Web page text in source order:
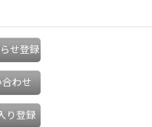
せ登録
わせ
り登録